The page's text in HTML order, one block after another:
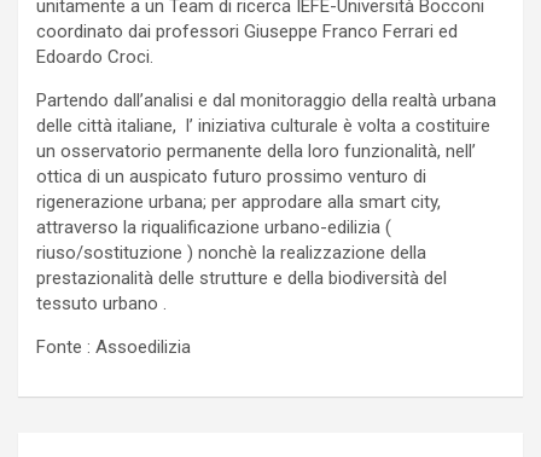
unitamente a un Team di ricerca IEFE-Università Bocconi
coordinato dai professori Giuseppe Franco Ferrari ed
Edoardo Croci.
Partendo dall’analisi e dal monitoraggio della realtà urbana
delle città italiane, l’ iniziativa culturale è volta a costituire
un osservatorio permanente della loro funzionalità, nell’
ottica di un auspicato futuro prossimo venturo di
rigenerazione urbana; per approdare alla smart city,
attraverso la riqualificazione urbano-edilizia (
riuso/sostituzione ) nonchè la realizzazione della
prestazionalità delle strutture e della biodiversità del
tessuto urbano .
Fonte : Assoedilizia